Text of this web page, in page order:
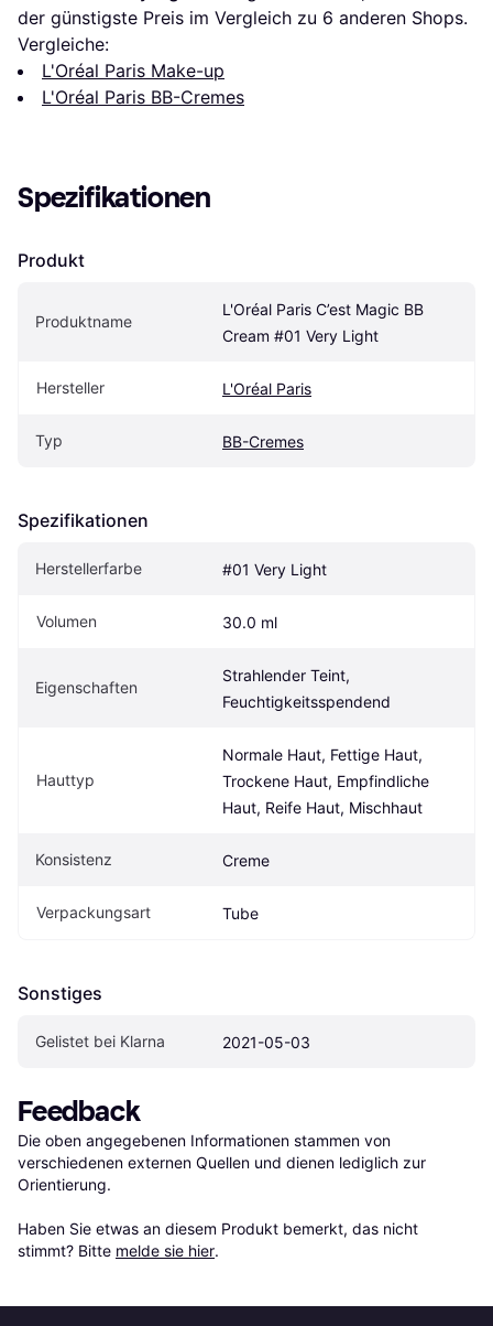
der günstigste Preis im Vergleich zu 6 anderen Shops.
Vergleiche:
L'Oréal Paris Make-up
L'Oréal Paris BB-Cremes
Spezifikationen
Produkt
Produktname
L'Oréal Paris C’est Magic BB
Cream #01 Very Light
Hersteller L'Oréal Paris
Typ BB-Cremes
Spezifikationen
Herstellerfarbe #01 Very Light
Volumen 30.0 ml
Eigen­schaften
Strahlender Teint,
Feuchtigkeitsspendend
Hauttyp
Normale Haut, Fettige Haut,
Trockene Haut, Empfindliche
Haut, Reife Haut, Mischhaut
Konsistenz Creme
Verpackungsart Tube
Sonstiges
Gelistet bei Klarna 2021-05-03
Feedback
Die oben angegebenen Informationen stammen von
verschiedenen externen Quellen und dienen lediglich zur
Orientierung.
Haben Sie etwas an diesem Produkt bemerkt, das nicht
stimmt? Bitte melde sie hier.